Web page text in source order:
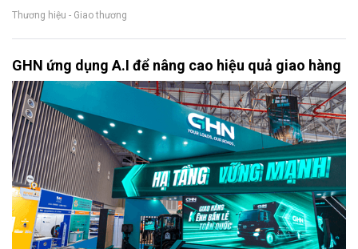
Thương hiệu - Giao thương
GHN ứng dụng A.I để nâng cao hiệu quả giao hàng